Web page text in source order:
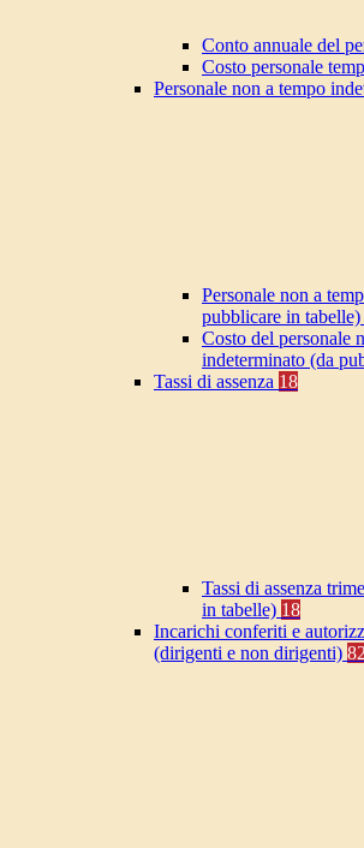
Conto annuale del
Costo personale
Personale non a tempo
Personale non a
pubblicare in tabelle)
Costo del personale
indeterminato (da
Tassi di assenza 18
Tassi di assenza
in tabelle) 18
Incarichi conferiti e
(dirigenti e non dirigenti) 82